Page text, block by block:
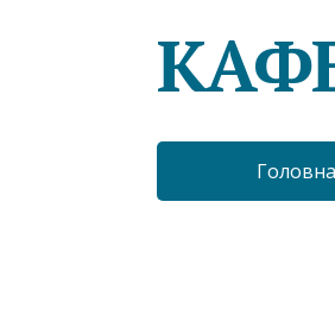
Головна